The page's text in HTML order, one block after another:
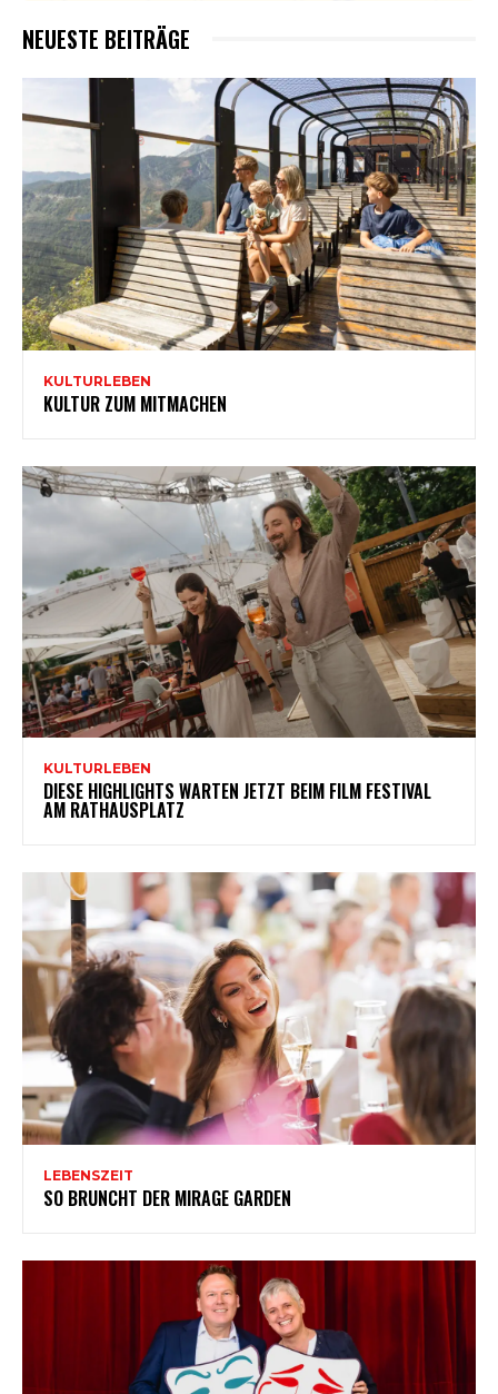
NEUESTE BEITRÄGE
KULTURLEBEN
KULTUR ZUM MITMACHEN
KULTURLEBEN
DIESE HIGHLIGHTS WARTEN JETZT BEIM FILM FESTIVAL
AM RATHAUSPLATZ
LEBENSZEIT
SO BRUNCHT DER MIRAGE GARDEN